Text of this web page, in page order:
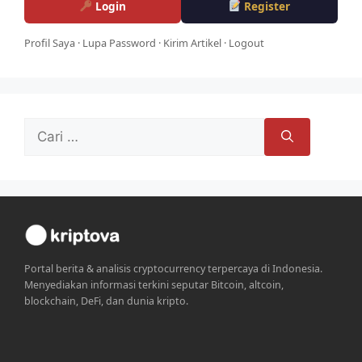
Login Register
Profil Saya · Lupa Password · Kirim Artikel · Logout
untuk:
Portal berita & analisis cryptocurrency terpercaya di Indonesia.
Menyediakan informasi terkini seputar Bitcoin, altcoin,
blockchain, DeFi, dan dunia kripto.